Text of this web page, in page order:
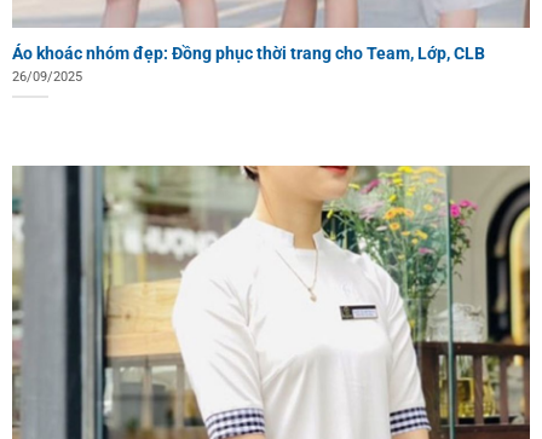
Áo khoác nhóm đẹp: Đồng phục thời trang cho Team, Lớp, CLB
26/09/2025